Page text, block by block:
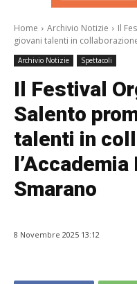
Home
Archivio Notizie
Il
giovani talenti in
Archivio Notizie Spettacoli
Il Festival
Salento
talenti in
Smarano
8 Novembre 2025 13:12